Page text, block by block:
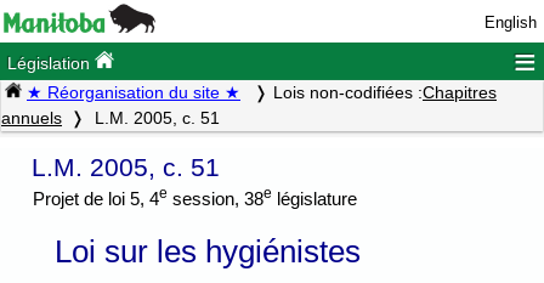
English
Législation ≡
★ Réorganisation du site ★ Lois non-codifiées :Chapitres
annuels
L.M. 2005, c. 51
L.M. 2005, c. 51
Projet de loi 5, 4e session, 38e législature
Loi sur les hygiénistes